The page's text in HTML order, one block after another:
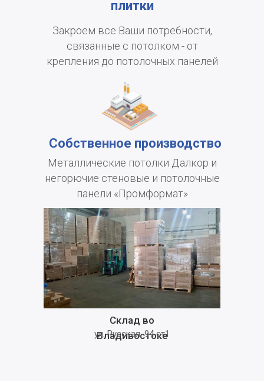
плитки
Закроем все Ваши потребности,
связанные с потолком - от
крепления до потолочных панелей
Склад во
Владивостоке
Собственное производство
Металлические потолки Далкор и
негорючие стеновые и потолочные
панели «Промформат»
ул. Русская, 94 ст1